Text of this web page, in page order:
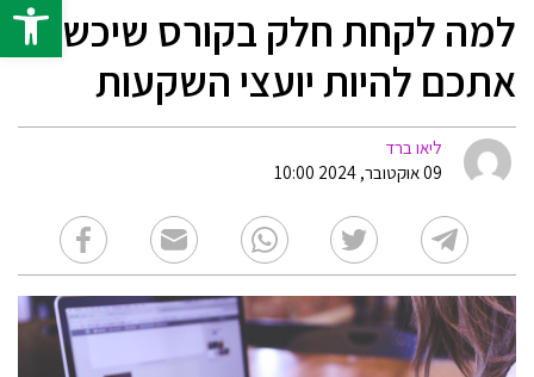
למה לקחת חלק בקורס שיכשיר
אתכם להיות יועצי השקעות
ליאו ברד
09 אוקטובר, 2024 10:00